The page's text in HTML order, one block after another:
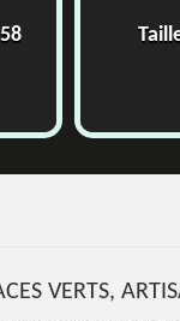
Taille
VERTS,